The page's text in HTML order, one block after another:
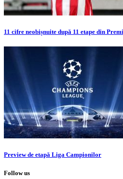
11 cifre neobișnuite după 11 etape din
Preview de etapă Liga Campionilor
Follow us